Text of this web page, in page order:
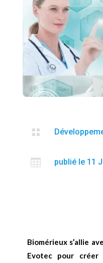

 publié le 11
Biomérieux s’allie
Evotec pour créer